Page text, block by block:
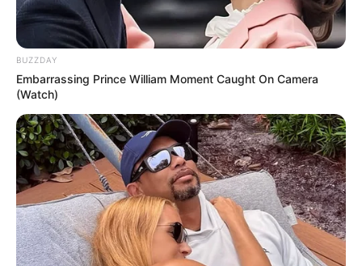
BUZZDAY
Embarrassing Prince William Moment Caught On Camera
(Watch)